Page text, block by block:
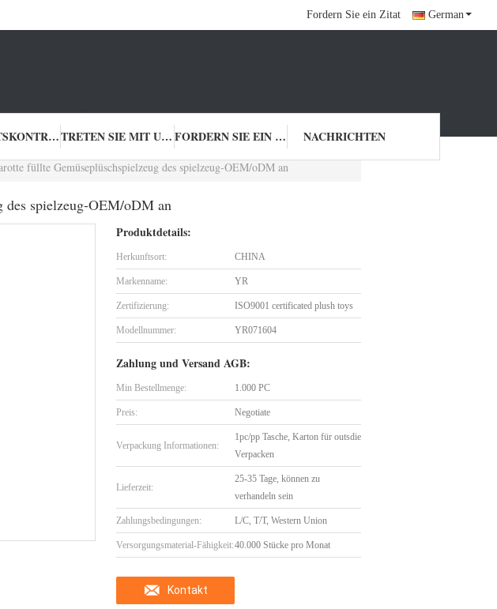
Fordern Sie ein Zitat German
ZUR VERFÜGUNG STELLEN
QUALITÄTSKONTROLLE TRETEN SIE MIT UNS IN VERBINDUNG FORDERN SIE EIN ZITAT
NACHRICHTEN
füllte Gemüseplüschspielzeug des spielzeug-OEM/oDM an
des spielzeug-OEM/oDM an
Produktdetails:
Herkunftsort: CHINA
Markenname: YR
Zertifizierung: ISO9001 certificated plush toys
Modellnummer: YR071604
Zahlung und Versand AGB:
Min Bestellmenge: 1.000 PC
Preis: Negotiate
Verpackung Informationen:
1pc/pp Tasche, Karton für outsdie
Verpacken
Lieferzeit:
25-35 Tage, können zu
verhandeln sein
Zahlungsbedingungen: L/C, T/T, Western Union
Versorgungsmaterial-Fähigkeit:40.000 Stücke pro Monat
Kontakt